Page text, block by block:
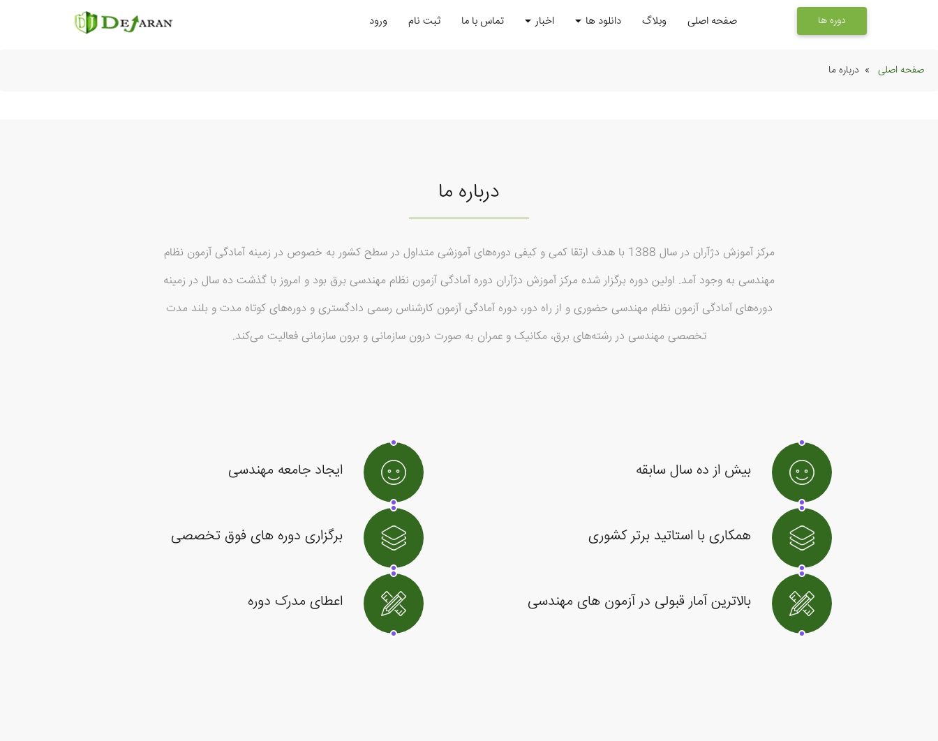
صفحه اصلی وبلاگ دانلود ها اخبار تماس با ما ثبت نام ورود دوره ها
صفحه اصلی درباره ما
درباره ما
مرکز آموزش دژآران در سال 1388 با هدف ارتقا کمی و کیفی دوره‌های آموزشی متداول در سطح کشور به خصوص در زمینه آمادگی آزمون نظام
مهندسی به وجود آمد. اولین دوره برگزار شده مرکز آموزش دژآران دوره آمادگی آزمون نظام مهندسی برق بود و امروز با گذشت ده سال در زمینه
دوره‌های آمادگی آزمون نظام مهندسی حضوری و از راه دور، دوره آمادگی آزمون کارشناس رسمی دادگستری و دوره‌های کوتاه مدت و بلند مدت
تخصصی مهندسی در رشته‌های برق، مکانیک و عمران به صورت درون سازمانی و برون سازمانی فعالیت می‌کند.
بیش از ده سال سابقه
همکاری با استاتید برتر کشوری
بالاترین آمار قبولی در آزمون های مهندسی
ایجاد جامعه مهندسی
برگزاری دوره های فوق تخصصی
اعطای مدرک دوره